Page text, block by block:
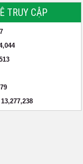
TRUY CẬP
13,277,238